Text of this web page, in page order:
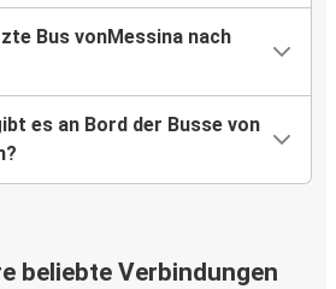
Bus vonMessina nach
es an Bord der Busse von
beliebte Verbindungen